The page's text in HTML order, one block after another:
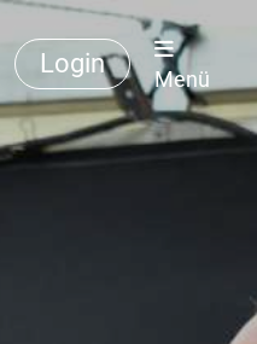
Login
Menü